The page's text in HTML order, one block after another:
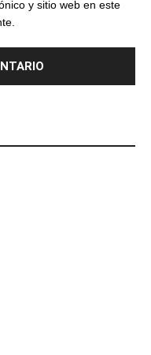
y sitio web en este